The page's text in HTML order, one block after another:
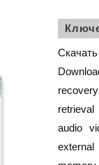
recovery
retrieval
audio
external